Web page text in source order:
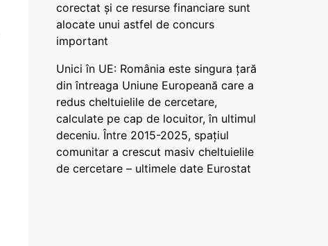
corectat și ce resurse financiare sunt
alocate unui astfel de concurs
important
Unici în UE: România este singura țară
din întreaga Uniune Europeană care a
redus cheltuielile de cercetare,
calculate pe cap de locuitor, în ultimul
deceniu. Între 2015-2025, spațiul
comunitar a crescut masiv cheltuielile
de cercetare – ultimele date Eurostat